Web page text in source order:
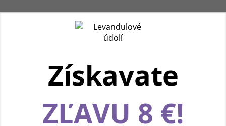
pohodlnú cestu webom Levanduľového údolia.
Vďaka vašim podnetom neustále zlepšujeme
Získavate
ZĽAVU 8 €!